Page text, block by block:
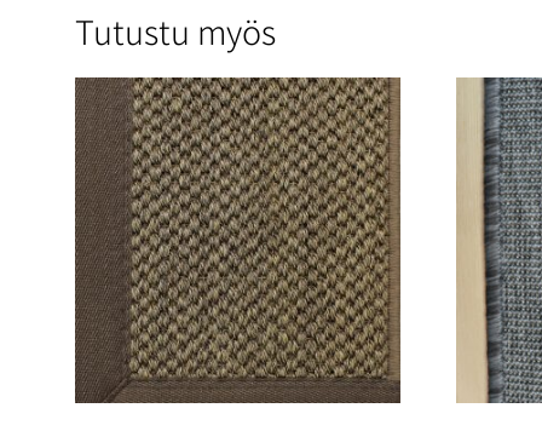
Tutustu myös